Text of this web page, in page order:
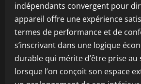
indépendants convergent pour
appareil offre une expérience
termes de performance et de
s’inscrivant dans une logique
durable qui mérite d’être prise
lorsque l’on conçoit son espace